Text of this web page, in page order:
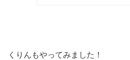
くりんもやってみました！